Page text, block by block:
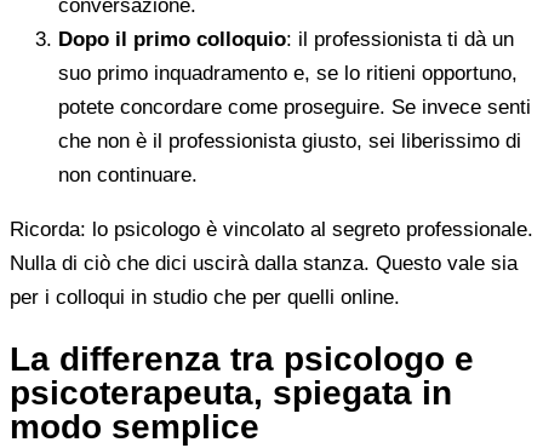
conversazione.
Dopo il primo colloquio: il professionista ti dà un
suo primo inquadramento e, se lo ritieni opportuno,
potete concordare come proseguire. Se invece senti
che non è il professionista giusto, sei liberissimo di
non continuare.
Ricorda: lo psicologo è vincolato al segreto professionale.
Nulla di ciò che dici uscirà dalla stanza. Questo vale sia
per i colloqui in studio che per quelli online.
La differenza tra psicologo e
psicoterapeuta, spiegata in
modo semplice